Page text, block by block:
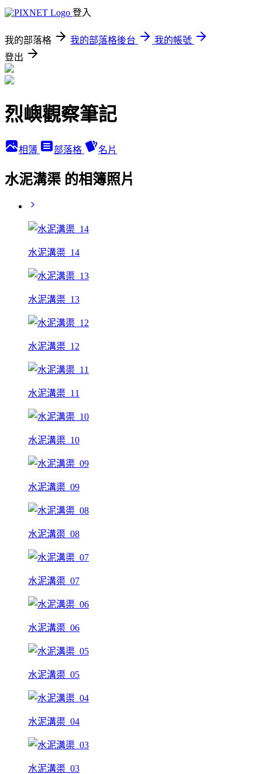
登入
我的部落格 我的部落格後台
我的帳號
登出
烈嶼觀察筆記
相簿 部落格 名片
水泥溝渠 的相簿照片
水泥溝渠_14
水泥溝渠_13
水泥溝渠_12
水泥溝渠_11
水泥溝渠_10
水泥溝渠_09
水泥溝渠_08
水泥溝渠_07
水泥溝渠_06
水泥溝渠_05
水泥溝渠_04
水泥溝渠_03